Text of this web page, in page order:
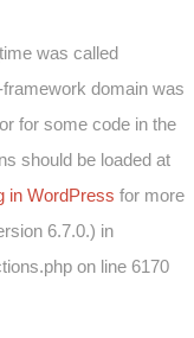
was called
framework domain was
for some code in the
should be loaded at
in WordPress for more
6.7.0.) in
on line 6170